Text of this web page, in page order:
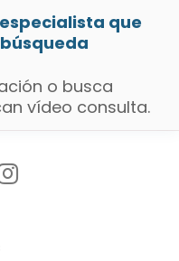
que
o busca
vídeo consulta.